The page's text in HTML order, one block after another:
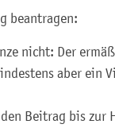
beantragen:
nicht: Der
aber ein
Beitrag bis zur